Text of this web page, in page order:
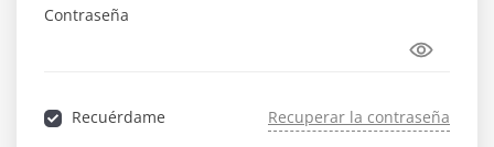
Contraseña
Recuérdame Recuperar la contraseña